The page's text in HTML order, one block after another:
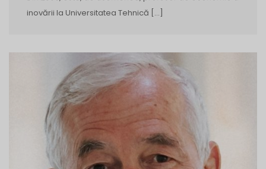
inovării la Universitatea Tehnică […]